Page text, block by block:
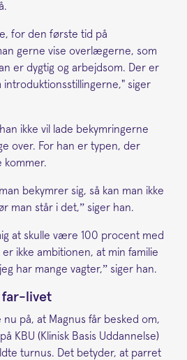
for den første tid på
gerne vise overlægerne, som
er dygtig og arbejdsom. Der er
siger
ikke vil lade bekymringerne
over. For han er typen, der
kommer.
bekymrer sig, så kan man ikke
man står i det,” siger han.
at skulle være 100 procent med
ikke ambitionen, at min familie
har mange vagter,” siger han.
far-livet
nu på, at Magnus får besked om,
KBU (Klinisk Basis Uddannelse)
turnus. Det betyder, at parret